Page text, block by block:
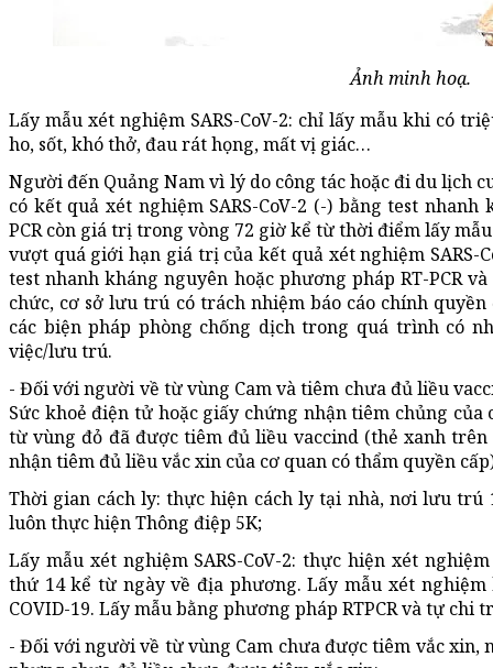
Ảnh minh hoạ.
Lấy mẫu xét nghiệm SARS-CoV-2: chỉ lấy mẫu khi có
ho, sốt, khó thở, đau rát họng, mất vị giác…
Người đến Quảng Nam vì lý do công tác hoặc đi du lịch
có kết quả xét nghiệm SARS-CoV-2 (-) bằng test
PCR còn giá trị trong vòng 72 giờ kể từ thời điểm lấy
vượt quá giới hạn giá trị của kết quả xét nghiệm SARS-
test nhanh kháng nguyên hoặc phương pháp RT-PCR
chức, cơ sở lưu trú có trách nhiệm báo cáo chính
các biện pháp phòng chống dịch trong quá trình có
việc/lưu trú.
- Đối với người về từ vùng Cam và tiêm chưa đủ liều
Sức khoẻ điện tử hoặc giấy chứng nhận tiêm chủng
từ vùng đỏ đã được tiêm đủ liều vaccind (thẻ xanh
nhận tiêm đủ liều vắc xin của cơ quan có thẩm quyền
Thời gian cách ly: thực hiện cách ly tại nhà, nơi lưu
luôn thực hiện Thông điệp 5K;
Lấy mẫu xét nghiệm SARS-CoV-2: thực hiện xét
thứ 14 kể từ ngày về địa phương. Lấy mẫu xét
COVID-19. Lấy mẫu bằng phương pháp RTPCR và tự chi
- Đối với người về từ vùng Cam chưa được tiêm vắc